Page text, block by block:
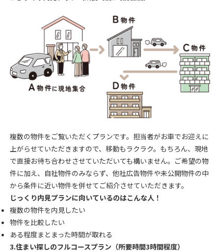
複数の物件をご覧いただくプランです。担当者がお車でお迎えに
上がらせていただきますので、移動もラクラク。もちろん、現地
で直接お待ち合わせさせていただいても構いません。ご希望の物
件に加え、自社物件のみならず、他社広告物件や未公開物件の中
から条件に近い物件を併せてご紹介させていただきます。
じっくり内見プランに向いているのはこんな人！
複数の物件を内見したい
物件を比較したい
ある程度まとまった時間が取れる
3.住まい探しのフルコースプラン（所要時間3時間程度）